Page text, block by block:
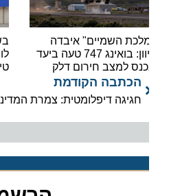
השמיים" איבדה
כיוון: בואינג 747 טעה ביעד
למצב חירום דלק
הכתבה הקודמת
חגיגה דיפלומטית: צמרת המדינה